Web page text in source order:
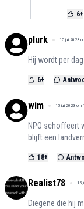
6+
plurk 15 juli 2023
Hij wordt per
6+
wim 15 juli 2023 om
NPO schoffeert
blijft een
18+
Realist78 15
Diegene die hij